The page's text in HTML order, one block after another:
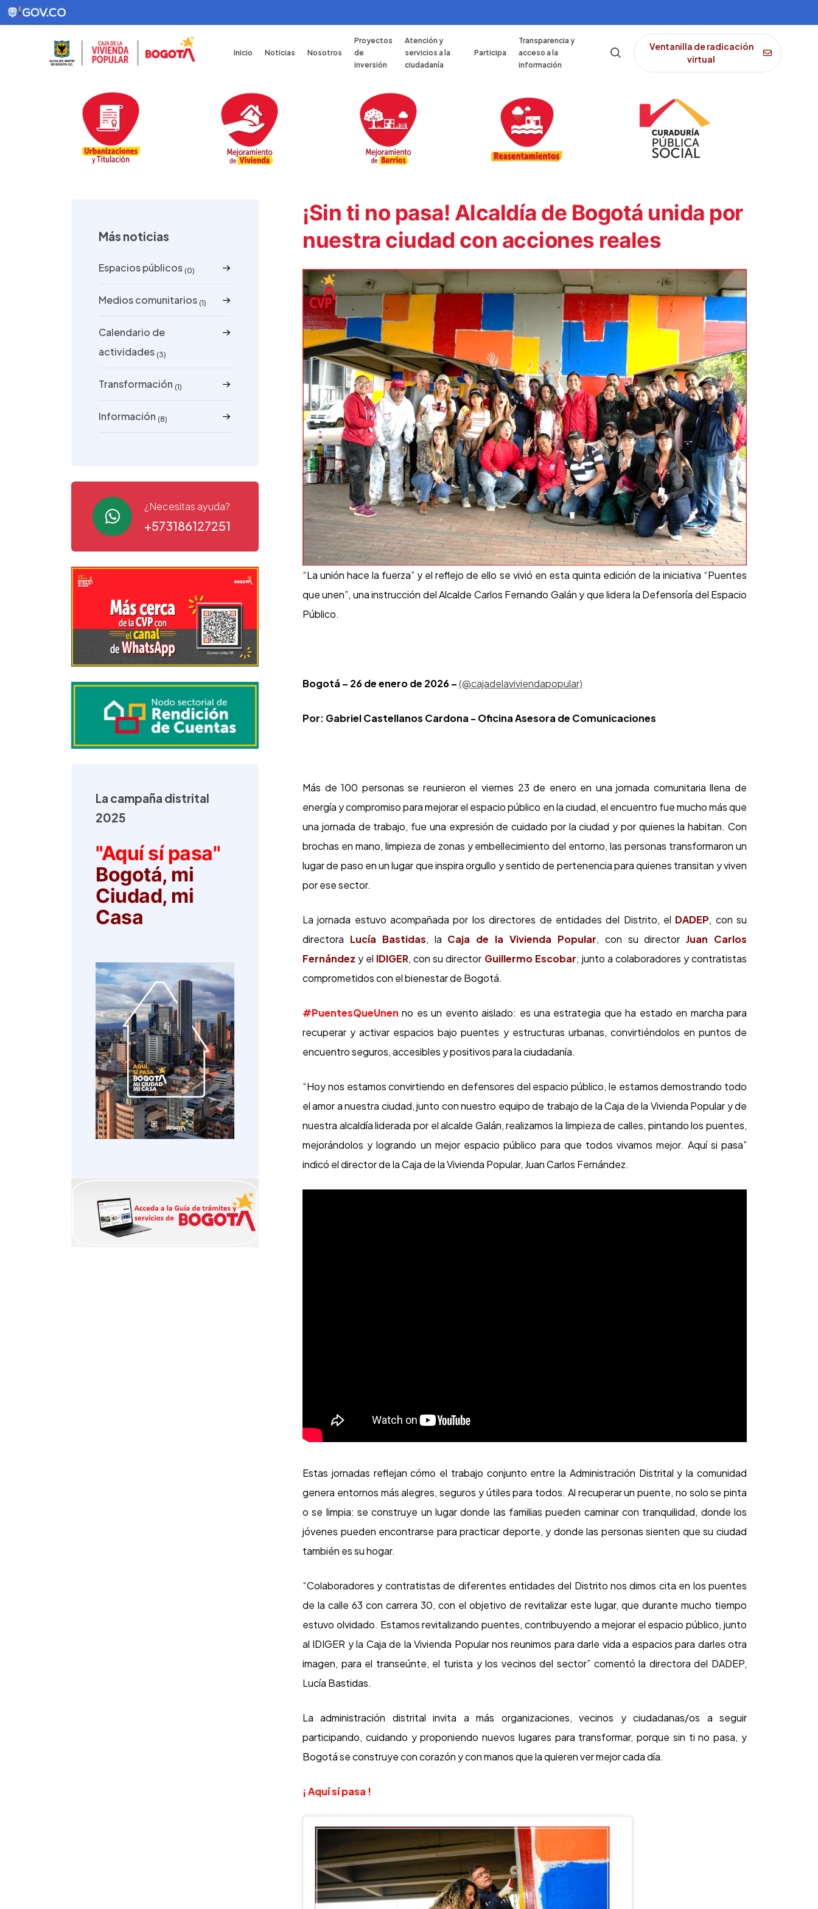
Inicio Noticias Nosotros
Proyectos
de
inversión
Atención y
servicios a la
ciudadanía
Participa
Transparencia y
acceso a la
información
Ventanilla de radicación
virtual
Más noticias
Espacios públicos (0)
Medios comunitarios (1)
Calendario de
actividades (3)
Transformación (1)
Información (8)
¿Necesitas ayuda?
+573186127251
La campaña distrital
2025
"Aquí sí pasa"
Bogotá, mi
Ciudad, mi
Casa
¡Sin ti no pasa! Alcaldía de Bogotá unida por
nuestra ciudad con acciones reales
“La unión hace la fuerza” y el reflejo de ello se vivió en esta quinta edición de la iniciativa “Puentes
que unen”, una instrucción del Alcalde Carlos Fernando Galán y que lidera la Defensoría del Espacio
Público.
Bogotá – 26 de enero de 2026 –(@cajadelaviviendapopular)
Por: Gabriel Castellanos Cardona - Oficina Asesora de Comunicaciones
Más de 100 personas se reunieron el viernes 23 de enero en una jornada comunitaria llena de
energía y compromiso para mejorar el espacio público en la ciudad, el encuentro fue mucho más que
una jornada de trabajo, fue una expresión de cuidado por la ciudad y por quienes la habitan. Con
brochas en mano, limpieza de zonas y embellecimiento del entorno, las personas transformaron un
lugar de paso en un lugar que inspira orgullo y sentido de pertenencia para quienes transitan y viven
por ese sector.
La jornada estuvo acompañada por los directores de entidades del Distrito, el DADEP, con su
directora Lucía Bastidas, la Caja de la Vivienda Popular, con su directorJuan Carlos
Fernández y el IDIGER, con su director Guillermo Escobar; junto a colaboradores y contratistas
comprometidos con el bienestar de Bogotá.
#PuentesQueUnen no es un evento aislado: es una estrategia que ha estado en marcha para
recuperar y activar espacios bajo puentes y estructuras urbanas, convirtiéndolos en puntos de
encuentro seguros, accesibles y positivos para la ciudadanía.
“Hoy nos estamos convirtiendo en defensores del espacio público, le estamos demostrando todo
el amor a nuestra ciudad, junto con nuestro equipo de trabajo de la Caja de la Vivienda Popular y de
nuestra alcaldía liderada por el alcalde Galán, realizamos la limpieza de calles, pintando los puentes,
mejorándolos y logrando un mejor espacio público para que todos vivamos mejor. Aquí si pasa”
indicó el director de la Caja de la Vivienda Popular, Juan Carlos Fernández.
Estas jornadas reflejan cómo el trabajo conjunto entre la Administración Distrital y la comunidad
genera entornos más alegres, seguros y útiles para todos. Al recuperar un puente, no solo se pinta
o se limpia: se construye un lugar donde las familias pueden caminar con tranquilidad, donde los
jóvenes pueden encontrarse para practicar deporte, y donde las personas sienten que su ciudad
también es su hogar.
“Colaboradores y contratistas de diferentes entidades del Distrito nos dimos cita en los puentes
de la calle 63 con carrera 30, con el objetivo de revitalizar este lugar, que durante mucho tiempo
estuvo olvidado. Estamos revitalizando puentes, contribuyendo a mejorar el espacio público, junto
al IDIGER y la Caja de la Vivienda Popular nos reunimos para darle vida a espacios para darles otra
imagen, para el transeúnte, el turista y los vecinos del sector” comentó la directora del DADEP,
Lucía Bastidas.
La administración distrital invita a más organizaciones, vecinos y ciudadanas/os a seguir
participando, cuidando y proponiendo nuevos lugares para transformar, porque sin ti no pasa, y
Bogotá se construye con corazón y con manos que la quieren ver mejor cada día.
¡ Aquí sí pasa !